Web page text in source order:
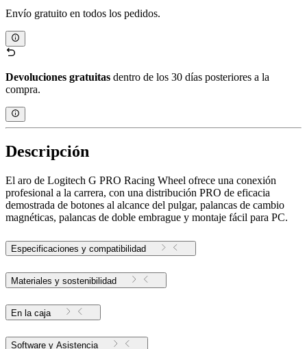
Envío gratuito en todos los pedidos.
Devoluciones gratuitas dentro de los 30 días posteriores a la
compra.
Descripción
El aro de Logitech G PRO Racing Wheel ofrece una conexión
profesional a la carrera, con una distribución PRO de eficacia
demostrada de botones al alcance del pulgar, palancas de cambio
magnéticas, palancas de doble embrague y montaje fácil para PC.
Especificaciones y compatibilidad
Materiales y sostenibilidad
En la caja
Software y Asistencia